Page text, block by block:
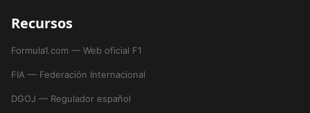
Recursos
Formula1.com — Web oficial F1
FIA — Federación Internacional
DGOJ — Regulador español